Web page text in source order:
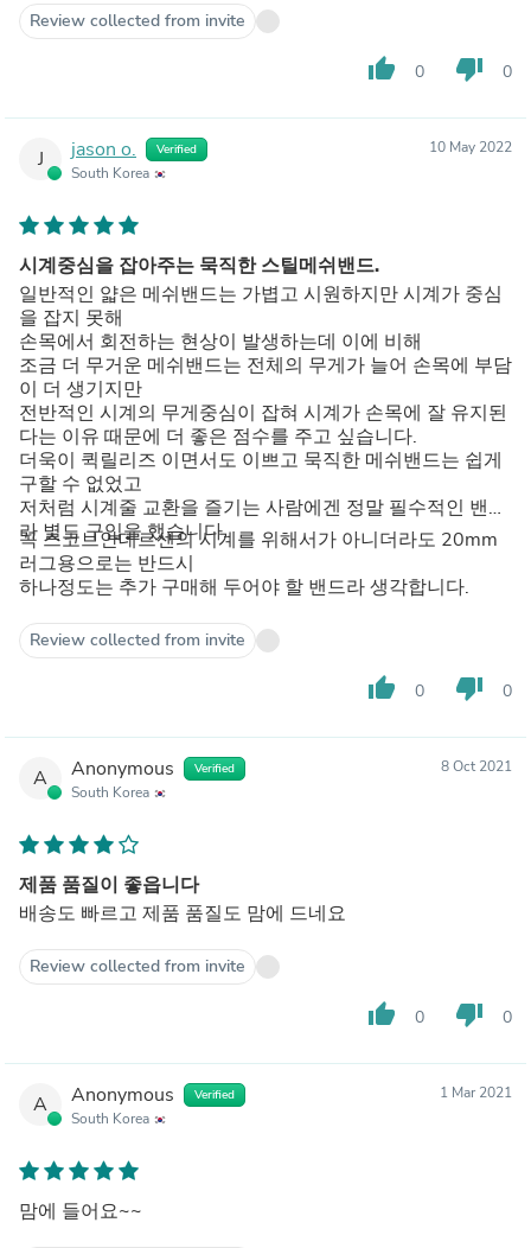
Review collected from invite
thumb_up 0 thumb_down 0
J jason o. Verified
South Korea
10 May 2022
시계중심을 잡아주는 묵직한 스틸메쉬밴드.
일반적인 얇은 메쉬밴드는 가볍고 시원하지만 시계가 중심
을 잡지 못해
손목에서 회전하는 현상이 발생하는데 이에 비해
조금 더 무거운 메쉬밴드는 전체의 무게가 늘어 손목에 부담
이 더 생기지만
전반적인 시계의 무게중심이 잡혀 시계가 손목에 잘 유지된
다는 이유 때문에 더 좋은 점수를 주고 싶습니다.
더욱이 퀵릴리즈 이면서도 이쁘고 묵직한 메쉬밴드는 쉽게
구할 수 없었고
저처럼 시계줄 교환을 즐기는 사람에겐 정말 필수적인 밴드
라 별도 구입을 했습니다.
꼭 스코브안데르센의 시계를 위해서가 아니더라도 20mm
러그용으로는 반드시
하나정도는 추가 구매해 두어야 할 밴드라 생각합니다.
Review collected from invite
thumb_up 0 thumb_down 0
A Anonymous Verified
South Korea
8 Oct 2021
제품 품질이 좋읍니다
배송도 빠르고 제품 품질도 맘에 드네요
Review collected from invite
thumb_up 0 thumb_down 0
A Anonymous Verified
South Korea
1 Mar 2021
맘에 들어요~~